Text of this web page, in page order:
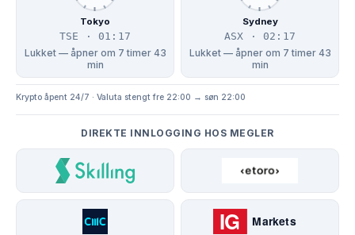
Tokyo
TSE · 01:17
Lukket — åpner om 7 timer 43
min
Sydney
ASX · 02:17
Lukket — åpner om 7 timer 43
min
Krypto åpent 24/7 · Valuta stengt fre 22:00 → søn 22:00
DIREKTE INNLOGGING HOS MEGLER